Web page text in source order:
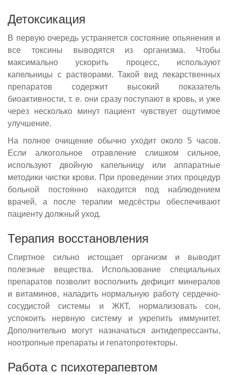
Детоксикация
В первую очередь устраняется состояние опьянения и
все токсины выводятся из организма. Чтобы
максимально ускорить процесс, используют
капельницы с растворами. Такой вид лекарственных
препаратов содержит высокий показатель
биоактивности, т. е. они сразу поступают в кровь, и уже
через несколько минут пациент чувствует ощутимое
улучшение.
На полное очищение обычно уходит около 5 часов.
Если алкогольное отравление слишком сильное,
используют двойную капельницу или аппаратные
методики чистки крови. При проведении этих процедур
больной постоянно находится под наблюдением
врачей, а после терапии медсёстры обеспечивают
пациенту должный уход.
Терапия восстановления
Спиртное сильно истощает организм и выводит
полезные вещества. Использование специальных
препаратов позволит восполнить дефицит минералов
и витаминов, наладить нормальную работу сердечно-
сосудистой системы и ЖКТ, нормализовать сон,
успокоить нервную систему и укрепить иммунитет.
Дополнительно могут назначаться антидепрессанты,
ноотропные препараты и гепатопротекторы.
Работа с психотерапевтом